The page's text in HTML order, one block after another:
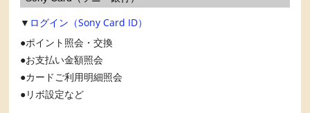
▼ ログイン（Sony Card ID）
ポイント照会・交換
お支払い金額照会
カードご利用明細照会
リボ設定など